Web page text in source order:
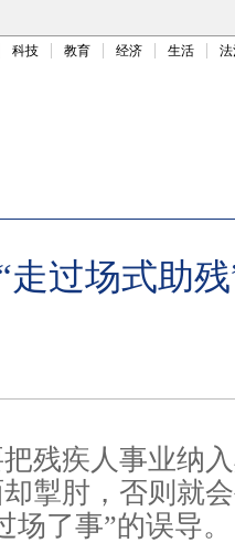
科技 教育 经济 生活
过场式助残
残疾人事业纳
掣肘，否则就
了事”的误导。